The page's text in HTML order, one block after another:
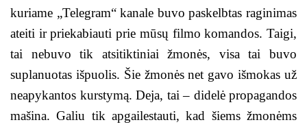
kuriame „Telegram“ kanale buvo paskelbtas raginimas
ateiti ir priekabiauti prie mūsų filmo komandos. Taigi,
tai nebuvo tik atsitiktiniai žmonės, visa tai buvo
suplanuotas išpuolis. Šie žmonės net gavo išmokas už
neapykantos kurstymą. Deja, tai – didelė propagandos
mašina. Galiu tik apgailestauti, kad šiems žmonėms